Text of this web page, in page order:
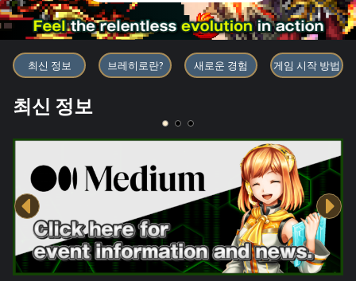
블록체인 게임 「BRAVE
최신 정보 브레히로란? 새로운 경험 게임 시작 방법
최신 정보